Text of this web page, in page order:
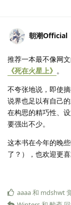
朝潮Official
推荐一本最不像网
《死在火星上》 。
不夸张地说，即使
说界也足以有自己
在构思的精巧性、
要强出不少。
这本书在今年的晚
了？），也欢迎更
aaaa和 mdshwt